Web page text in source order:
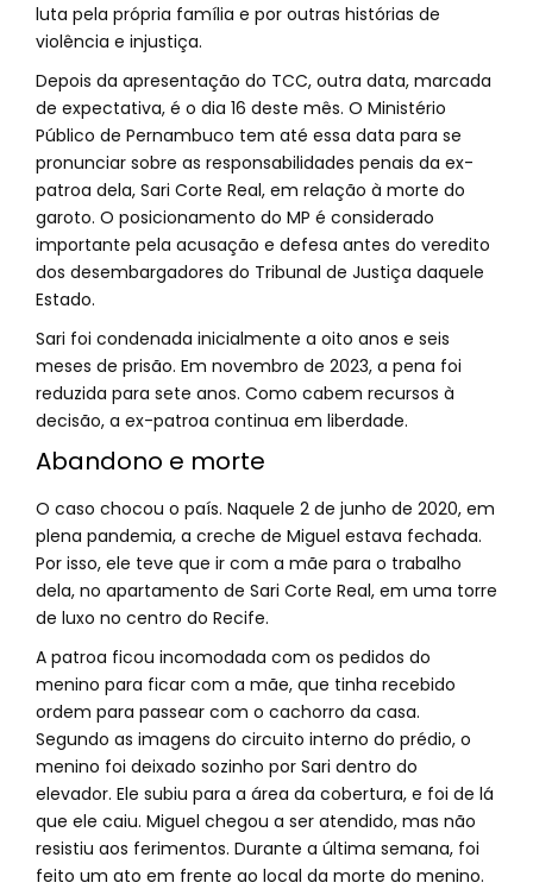
luta pela própria família e por outras histórias de
violência e injustiça.
Depois da apresentação do TCC, outra data, marcada
de expectativa, é o dia 16 deste mês. O Ministério
Público de Pernambuco tem até essa data para se
pronunciar sobre as responsabilidades penais da ex-
patroa dela, Sari Corte Real, em relação à morte do
garoto. O posicionamento do MP é considerado
importante pela acusação e defesa antes do veredito
dos desembargadores do Tribunal de Justiça daquele
Estado.
Sari foi condenada inicialmente a oito anos e seis
meses de prisão. Em novembro de 2023, a pena foi
reduzida para sete anos. Como cabem recursos à
decisão, a ex-patroa continua em liberdade.
Abandono e morte
O caso chocou o país. Naquele 2 de junho de 2020, em
plena pandemia, a creche de Miguel estava fechada.
Por isso, ele teve que ir com a mãe para o trabalho
dela, no apartamento de Sari Corte Real, em uma torre
de luxo no centro do Recife.
A patroa ficou incomodada com os pedidos do
menino para ficar com a mãe, que tinha recebido
ordem para passear com o cachorro da casa.
Segundo as imagens do circuito interno do prédio, o
menino foi deixado sozinho por Sari dentro do
elevador. Ele subiu para a área da cobertura, e foi de lá
que ele caiu. Miguel chegou a ser atendido, mas não
resistiu aos ferimentos. Durante a última semana, foi
feito um ato em frente ao local da morte do menino.